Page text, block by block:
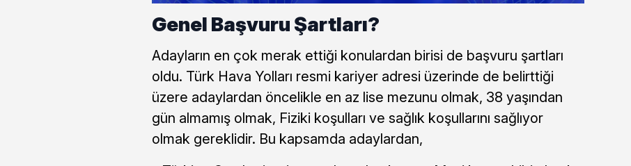
Genel Başvuru Şartları?
Adayların en çok merak ettiği konulardan birisi de başvuru şartları
oldu. Türk Hava Yolları resmi kariyer adresi üzerinde de belirttiği
üzere adaylardan öncelikle en az lise mezunu olmak, 38 yaşından
gün almamış olmak, Fiziki koşulları ve sağlık koşullarını sağlıyor
olmak gereklidir. Bu kapsamda adaylardan,